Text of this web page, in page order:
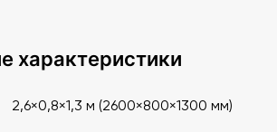
и ГОСТ 12.2.049
с системой защиты аппаратуры
характеристики
2,6×0,8×1,3 м (2600×800×1300 мм)